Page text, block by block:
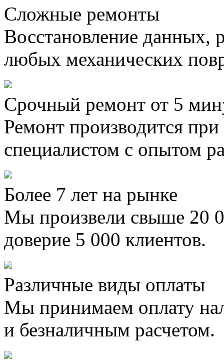
Сложные ремонты
Восстановление данных,
любых механических
Срочный ремонт от 5
Ремонт производится
специалистом с опытом
Более 7 лет на рынке
Мы произвели свыше 20
доверие 5 000 клиентов.
Различные виды оплаты
Мы принимаем оплату
и безналичным расчетом.